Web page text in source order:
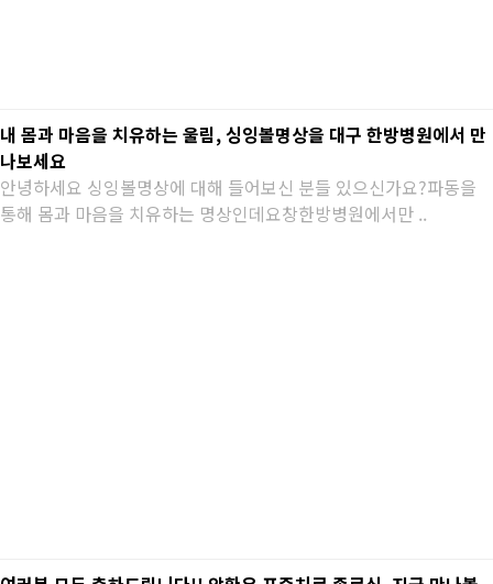
내 몸과 마음을 치유하는 울림, 싱잉볼명상을 대구 한방병원에서 만
나보세요
안녕하세요 싱잉볼명상에 대해 들어보신 분들 있으신가요?파동을
통해 몸과 마음을 치유하는 명상인데요창한방병원에서만 ..